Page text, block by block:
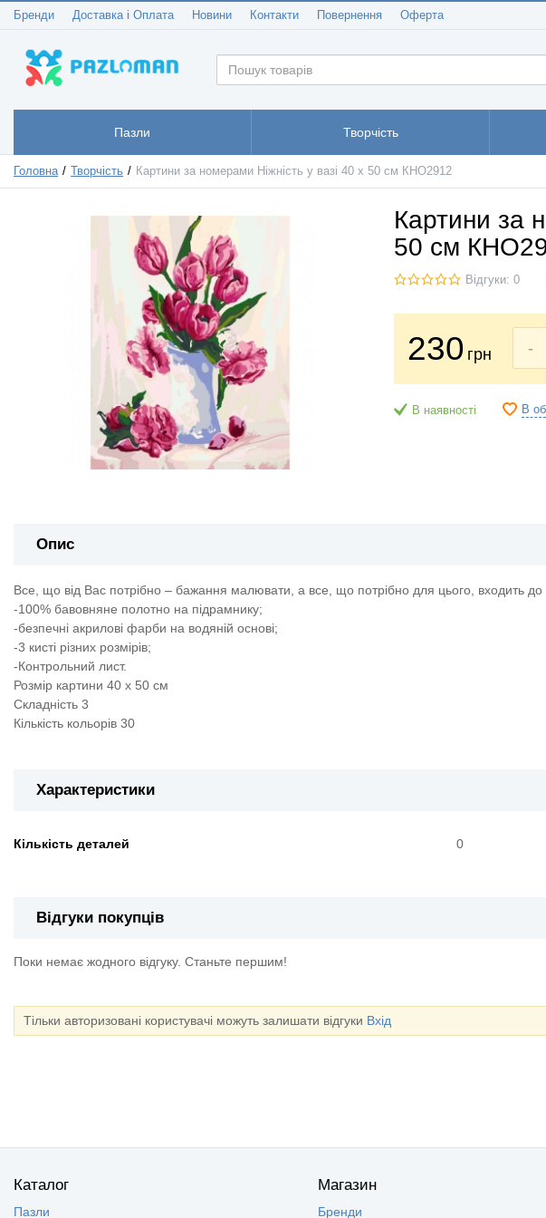
Бренди Доставка і Оплата Новини Контакти Повернення Оферта
Пазли Творчість
Головна Творчість Картини за номерами Ніжність у вазі 40 х 50 см КНО2912
Картини за
50 см
Відгуки: 0
230 грн -
В наявності В
Опис
Все, що від Вас потрібно – бажання малювати, а все, що потрібно для цього, входить
-100% бавовняне полотно на підрамнику;
-безпечні акрилові фарби на водяній основі;
-3 кисті різних розмірів;
-Контрольний лист.
Розмір картини 40 х 50 см
Складність 3
Кількість кольорів 30
Характеристики
Кількість деталей 0
Відгуки покупців
Поки немає жодного відгуку. Станьте першим!
Тільки авторизовані користувачі можуть залишати відгуки Вхід
Каталог
Пазли
Магазин
Бренди